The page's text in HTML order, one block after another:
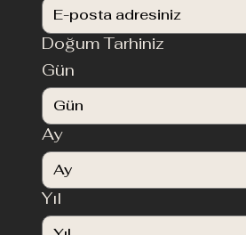
Doğum Tarhiniz
Gün
Ay
Yıl